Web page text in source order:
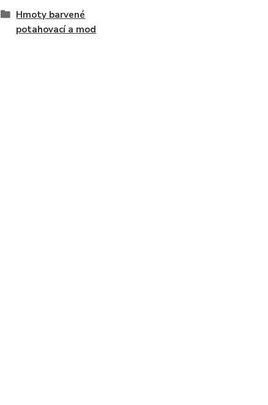
Hmoty barvené
potahovací a mod